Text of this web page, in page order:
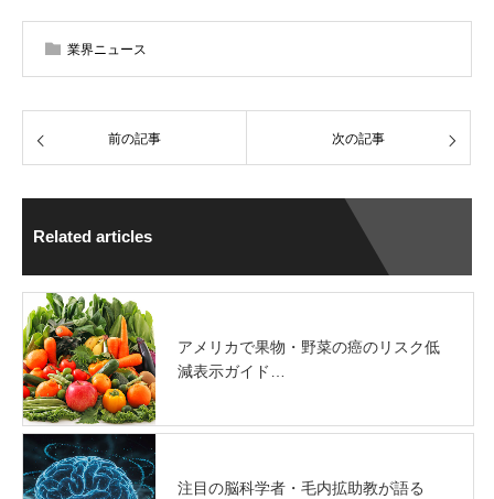
業界ニュース
前の記事 次の記事
Related articles
アメリカで果物・野菜の癌のリスク低
減表示ガイド…
注目の脳科学者・毛内拡助教が語る